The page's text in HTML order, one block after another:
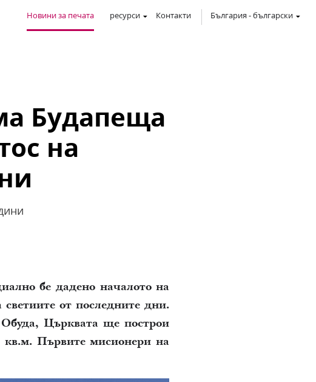
Новини за печата ресурси Контакти България -български
Будапеща
на
бе дадено началото на
от последните дни.
Църквата ще построи
кв.м. Първите мисионери на